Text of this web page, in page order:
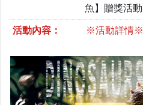
魚】贈獎活動
活動內容： ※活動詳情※